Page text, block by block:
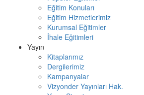
Eğitim Konuları
Eğitim Hizmetlerimiz
Kurumsal Eğitimler
İhale Eğitimleri
Yayın
Kitaplarımız
Dergilerimiz
Kampanyalar
Vizyonder Yayınları Hak.